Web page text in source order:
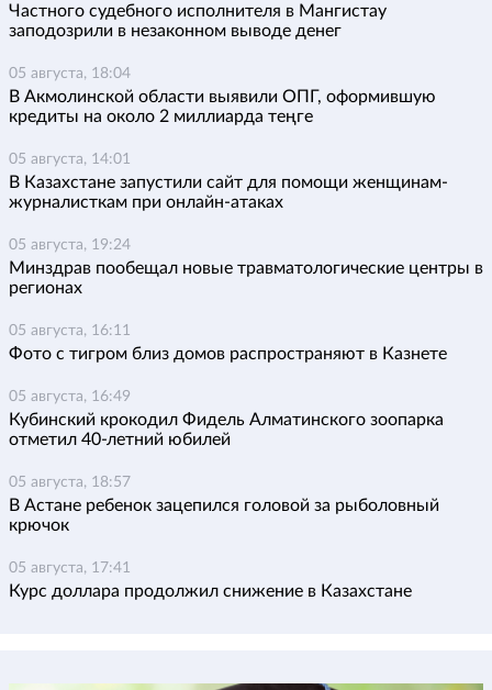
Частного судебного исполнителя в Мангистау
заподозрили в незаконном выводе денег
05 августа, 18:04
В Акмолинской области выявили ОПГ, оформившую
кредиты на около 2 миллиарда теңге
05 августа, 14:01
В Казахстане запустили сайт для помощи женщинам-
журналисткам при онлайн-атаках
05 августа, 19:24
Минздрав пообещал новые травматологические центры в
регионах
05 августа, 16:11
Фото с тигром близ домов распространяют в Казнете
05 августа, 16:49
Кубинский крокодил Фидель Алматинского зоопарка
отметил 40-летний юбилей
05 августа, 18:57
В Астане ребенок зацепился головой за рыболовный
крючок
05 августа, 17:41
Курс доллара продолжил снижение в Казахстане